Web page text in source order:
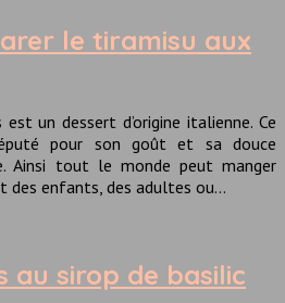
le tiramisu aux
un dessert d’origine italienne. Ce
pour son goût et sa douce
Ainsi tout le monde peut manger
des enfants, des adultes ou…
au sirop de basilic